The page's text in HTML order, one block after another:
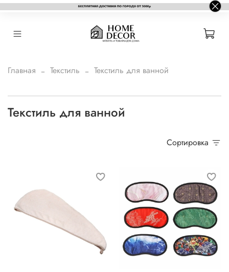
Главная Текстиль Текстиль для ванной
Текстиль для ванной
Сортировка